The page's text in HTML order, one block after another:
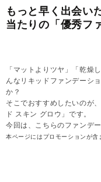
もっと早く出会
当たりの「優秀フ
「マットよりツヤ」「乾燥
んなリキッドファンデーシ
か？
そこでおすすめしたいのが
ド スキン グロウ」です。
今回は、こちらのファンデ
本ページにはプロモーションが含